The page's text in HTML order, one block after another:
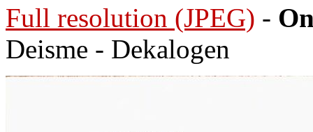
Full resolution (JPEG) -
Deisme - Dekalogen